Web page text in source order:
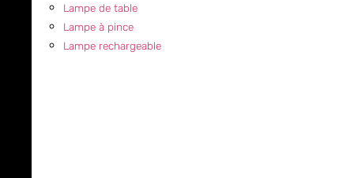
Lampe de table
Lampe à pince
Lampe rechargeable